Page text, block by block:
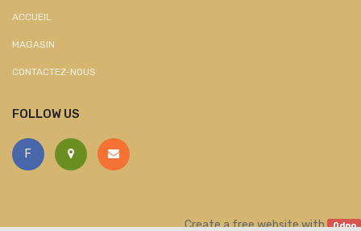
ACCUEIL
MAGASIN
CONTACTEZ-NOUS
FOLLOW US
F
Create afree websitewith Odoo